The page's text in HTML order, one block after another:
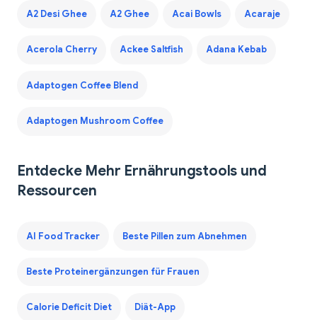
A2 Desi Ghee A2 Ghee Acai Bowls Acaraje
Acerola Cherry Ackee Saltfish Adana Kebab
Adaptogen Coffee Blend
Adaptogen Mushroom Coffee
Entdecke Mehr Ernährungstools und
Ressourcen
AI Food Tracker Beste Pillen zum Abnehmen
Beste Proteinergänzungen für Frauen
Calorie Deficit Diet Diät-App